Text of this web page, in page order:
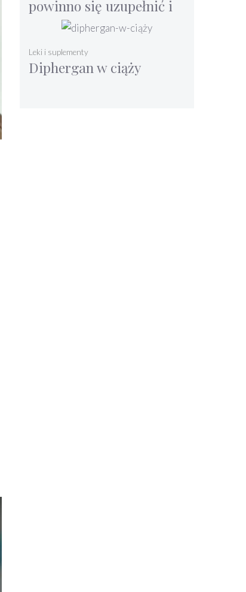
powinno się uzupełnić i
suplementować?
Diphergan w ciąży
Leki i suplementy